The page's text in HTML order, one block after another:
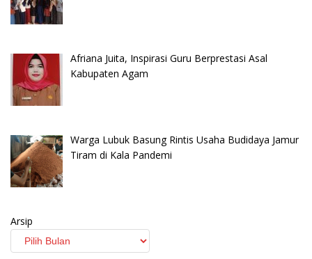
Afriana Juita, Inspirasi Guru Berprestasi Asal
Kabupaten Agam
Warga Lubuk Basung Rintis Usaha Budidaya Jamur
Tiram di Kala Pandemi
Arsip